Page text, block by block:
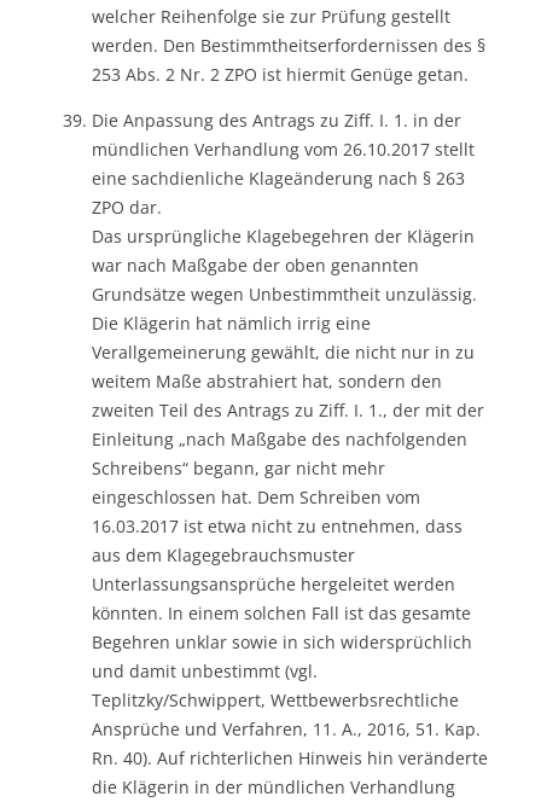
welcher Reihenfolge sie zur Prüfung gestellt
werden. Den Bestimmtheitserfordernissen des §
253 Abs. 2 Nr. 2 ZPO ist hiermit Genüge getan.
Die Anpassung des Antrags zu Ziff. I. 1. in der
mündlichen Verhandlung vom 26.10.2017 stellt
eine sachdienliche Klageänderung nach § 263
ZPO dar.
Das ursprüngliche Klagebegehren der Klägerin
war nach Maßgabe der oben genannten
Grundsätze wegen Unbestimmtheit unzulässig.
Die Klägerin hat nämlich irrig eine
Verallgemeinerung gewählt, die nicht nur in zu
weitem Maße abstrahiert hat, sondern den
zweiten Teil des Antrags zu Ziff. I. 1., der mit der
Einleitung „nach Maßgabe des nachfolgenden
Schreibens“ begann, gar nicht mehr
eingeschlossen hat. Dem Schreiben vom
16.03.2017 ist etwa nicht zu entnehmen, dass
aus dem Klagegebrauchsmuster
Unterlassungsansprüche hergeleitet werden
könnten. In einem solchen Fall ist das gesamte
Begehren unklar sowie in sich widersprüchlich
und damit unbestimmt (vgl.
Teplitzky/Schwippert, Wettbewerbsrechtliche
Ansprüche und Verfahren, 11. A., 2016, 51. Kap.
Rn. 40). Auf richterlichen Hinweis hin veränderte
die Klägerin in der mündlichen Verhandlung